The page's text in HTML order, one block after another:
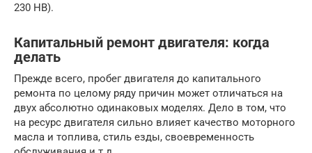
230 HB).
Капитальный ремонт двигателя: когда
делать
Прежде всего, пробег двигателя до капитального
ремонта по целому ряду причин может отличаться на
двух абсолютно одинаковых моделях. Дело в том, что
на ресурс двигателя сильно влияет качество моторного
масла и топлива, стиль езды, своевременность